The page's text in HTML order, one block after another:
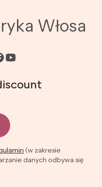
Włosa
(w zakresie
danych odbywa się